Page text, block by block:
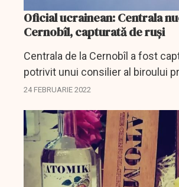
Oficial ucrainean: Centrala
Cernobîl, capturată de ruşi
Centrala de la Cernobîl a fost
potrivit unui consilier al biroului
ucrainean, Mykhailo Podolyak,
24 FEBRUARIE 2022